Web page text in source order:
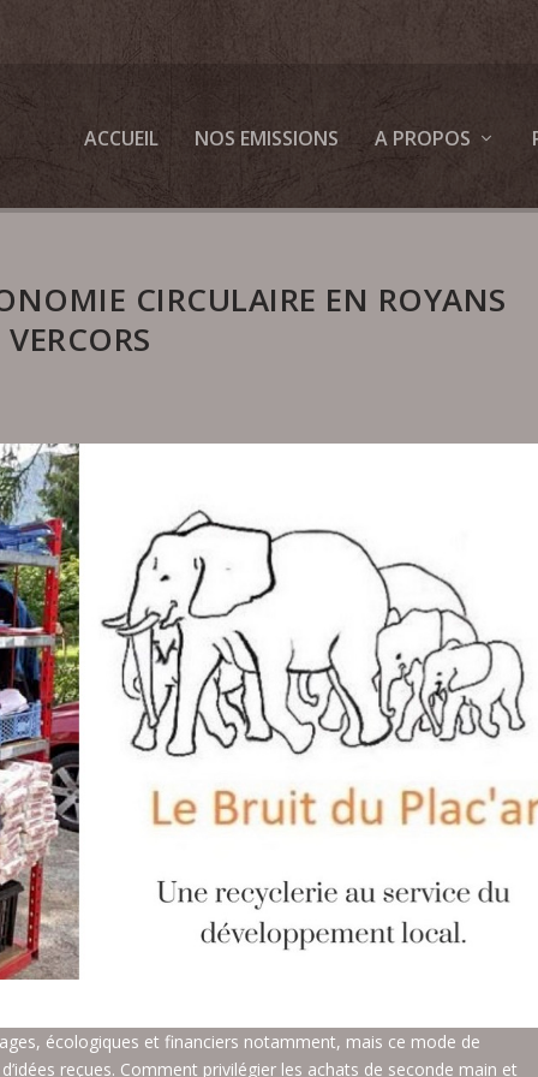
ACCUEIL NOS EMISSIONS A PROPOS
CIRCULAIRE EN ROYANS
VERCORS
écologiques et financiers notamment, mais ce mode de
reçues. Comment privilégier les achats de seconde main et